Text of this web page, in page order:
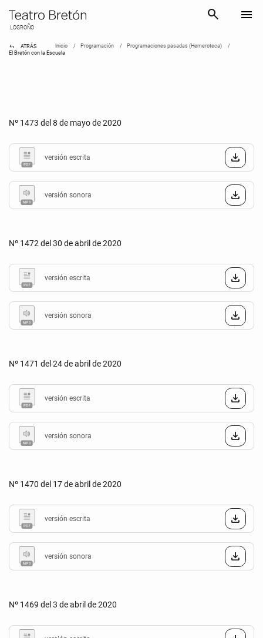
LOGROÑO
search menu
reply ATRÁS Inicio Programación
Programaciones pasadas (Hemeroteca)
El Bretón con la Escuela
Nº 1473 del 8 de mayo de 2020
versión escrita
versión sonora
Nº 1472 del 30 de abril de 2020
versión escrita
versión sonora
Nº 1471 del 24 de abril de 2020
versión escrita
versión sonora
Nº 1470 del 17 de abril de 2020
versión escrita
versión sonora
Nº 1469 del 3 de abril de 2020